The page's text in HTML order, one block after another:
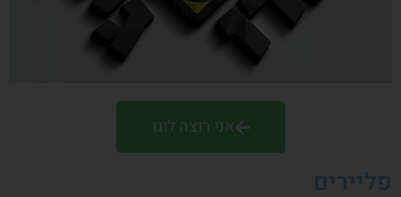
אני רוצה לוגו
פליירים